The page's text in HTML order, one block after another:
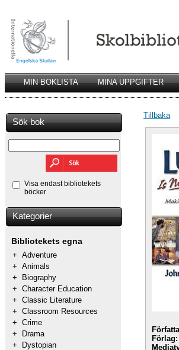
MIN BOKLISTA MINA UPPGIFTER
Sök bok
Visa endast bibliotekets
böcker
Kategorier
Bibliotekets egna
+ Adventure
+ Animals
+
Biography
+ Character Education
+ Classic Literature
+ Classroom Resources
+ Crime
+
Drama
+
Dystopian
Tillbaka
Förlag: